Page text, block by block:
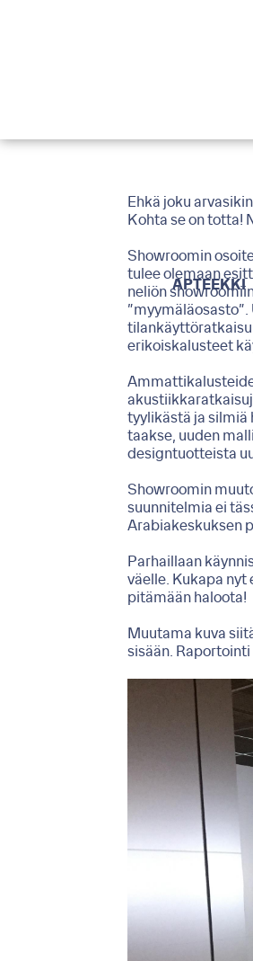
APTEEKKI
Ehkä joku
Kohta se on totta!
Showroomin
tulee olemaan
neliön
erikoiskalusteet
tyylikästä ja silmiä
taakse, uuden
designtuotteista
Showroomin
suunnitelmia ei
Arabiakeskuksen
Parhaillaan
väelle. Kukapa nyt
pitämään haloota!
Muutama kuva
sisään.